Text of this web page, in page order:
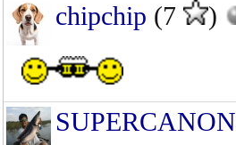
chipchip (7 )
SUPERCANON